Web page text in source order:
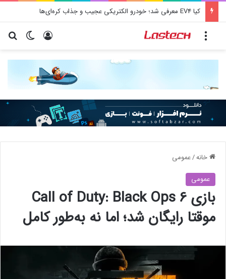
تغییر ورود
خانه/عمومی
عمومی
بازی Call of Duty: Black Ops 6
موقتا رایگان شد؛ اما نه‌ به‌طور کامل